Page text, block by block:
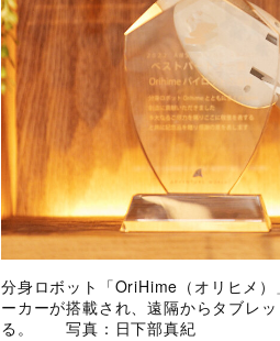
分身ロボット「OriHime（オリヒメ
ーカーが搭載され、遠隔からタブレ
る。 写真：日下部真紀